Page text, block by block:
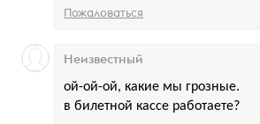
Пожаловаться
ой-ой-ой, какие мы грозные.
в билетной кассе работаете?
Неизвестный